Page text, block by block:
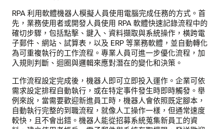
RPA 利用軟體機器人模擬人員使用電腦完成任務的方式。首
先，業務使用者或開發人員使用 RPA 軟體快速記錄流程中的
確切步驟，包括點擊、鍵入、資料擷取與系統操作，橫跨電
子郵件、網站、試算表，以及 ERP 等業務軟體，並自動轉化
為可重複執行的工作流程。專業人員可進一步優化流程，加
入規則判斷、迴圈與邏輯來應對潛在的變化和決策。
工作流程設定完成後，機器人即可立即投入運作。企業可依
需求設定排程自動執行，或在特定事件發生時即時觸發。舉
例來說，當需要歡迎新進員工時，機器人會依照既定腳本，
自動執行完整的到職流程，就像人工操作一樣，但通常速度
較快，且不會出錯。機器人能從招募系統蒐集新員工的資